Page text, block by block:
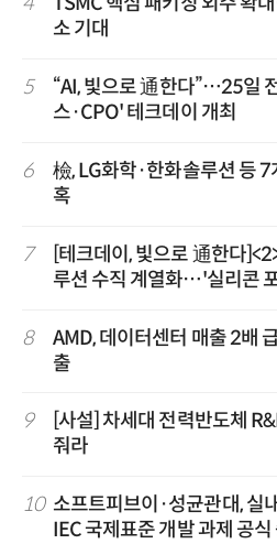
소 기대
5
“AI, 빛으로 通한다”…25일
스·CPO' 테크데이 개최
6
檢, LG화학·한화솔루션 등
혹
7
[테크데이, 빛으로 通한다
루션 수직 계열화…'실리콘
8
AMD, 데이터센터 매출 2배
출
9
[사설] 차세대 전력반도체
줘라
10 소프트피브이·성균관대, 실
IEC 국제표준 개발 과제 공식